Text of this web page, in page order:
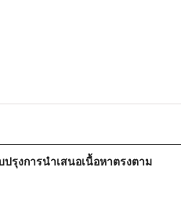
รุงการนำเสนอเนื้อหาตรงตาม